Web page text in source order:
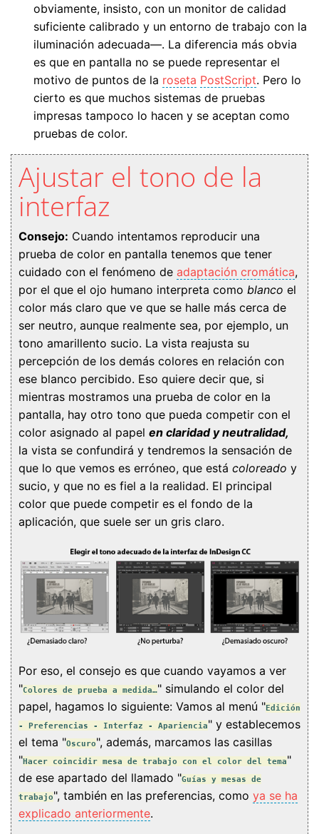
obviamente, insisto, con un monitor de calidad
suficiente calibrado y un entorno de trabajo con la
iluminación adecuada—. La diferencia más obvia
es que en pantalla no se puede representar el
motivo de puntos de la roseta PostScript. Pero lo
cierto es que muchos sistemas de pruebas
impresas tampoco lo hacen y se aceptan como
pruebas de color.
Ajustar el tono de la
interfaz
Consejo: Cuando intentamos reproducir una
prueba de color en pantalla tenemos que tener
cuidado con el fenómeno de adaptación cromática,
por el que el ojo humano interpreta como blanco el
color más claro que ve que se halle más cerca de
ser neutro, aunque realmente sea, por ejemplo, un
tono amarillento sucio. La vista reajusta su
percepción de los demás colores en relación con
ese blanco percibido. Eso quiere decir que, si
mientras mostramos una prueba de color en la
pantalla, hay otro tono que pueda competir con el
color asignado al papel en claridad y neutralidad,
la vista se confundirá y tendremos la sensación de
que lo que vemos es erróneo, que está coloreado y
sucio, y que no es fiel a la realidad. El principal
color que puede competir es el fondo de la
aplicación, que suele ser un gris claro.
Por eso, el consejo es que cuando vayamos a ver
"Colores de prueba a medida…" simulando el color del
papel, hagamos lo siguiente: Vamos al menú "Edición
- Preferencias - Interfaz - Apariencia" y establecemos
el tema "Oscuro", además, marcamos las casillas
"Hacer coincidir mesa de trabajo con el color del tema"
de ese apartado del llamado "Guías y mesas de
trabajo", también en las preferencias, como ya se ha
explicado anteriormente.